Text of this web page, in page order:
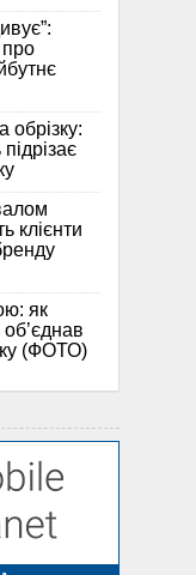
про
обрізку:
клієнти
як
(ФОТО)